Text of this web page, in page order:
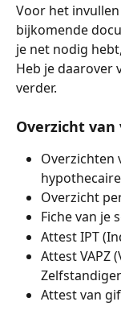
Voor het
bijkomende
je net nodig
Heb je daarover
verder.
Overzicht
Overzichten
Overzicht
Fiche van je
Attest IPT
Attest VAPZ
Attest van